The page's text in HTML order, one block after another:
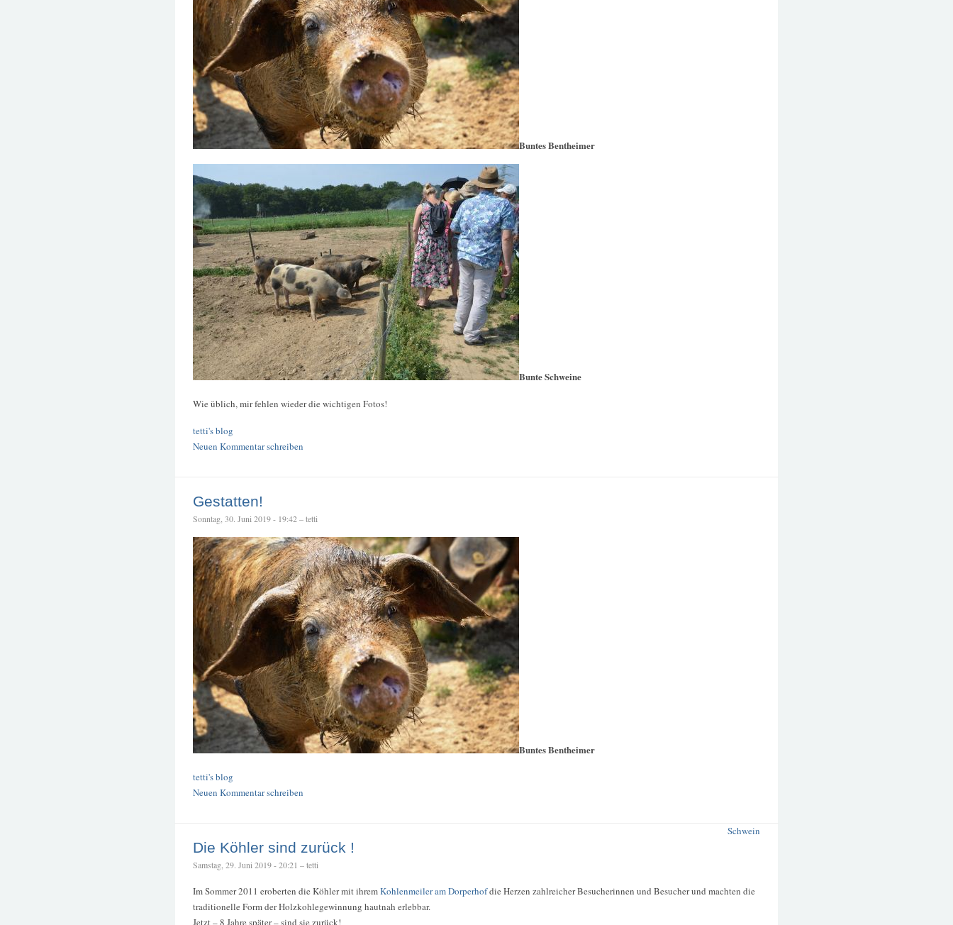
Buntes Bentheimer
Bunte Schweine
Wie üblich, mir fehlen wieder die wichtigen Fotos!
tetti's blog
Neuen Kommentar schreiben
Gestatten!
Sonntag, 30. Juni 2019 - 19:42 – tetti
Buntes Bentheimer
tetti's blog
Neuen Kommentar schreiben
Schwein
Die Köhler sind zurück !
Samstag, 29. Juni 2019 - 20:21 – tetti
Im Sommer 2011 eroberten die Köhler mit ihremKohlenmeiler am Dorperhofdie Herzen zahlreicher Besucherinnen und Besucher und machten die
traditionelle Form der Holzkohlegewinnung hautnah erlebbar.
Jetzt – 8 Jahre später – sind sie zurück!